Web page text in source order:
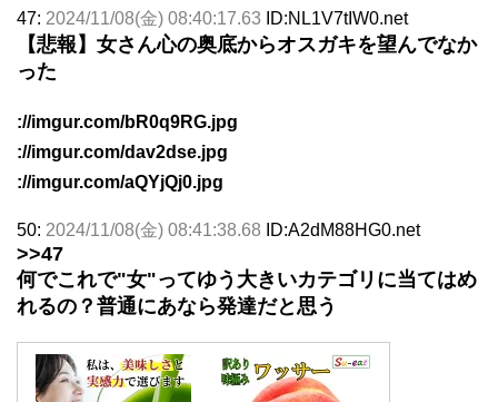
47: 2024/11/08(金) 08:40:17.63 ID:NL1V7tIW0.net
【悲報】女さん心の奥底からオスガキを望んでなか
った
://imgur.com/bR0q9RG.jpg
://imgur.com/dav2dse.jpg
://imgur.com/aQYjQj0.jpg
50: 2024/11/08(金) 08:41:38.68 ID:A2dM88HG0.net
>>47
何でこれで"女"ってゆう大きいカテゴリに当てはめ
れるの？普通にあなら発達だと思う